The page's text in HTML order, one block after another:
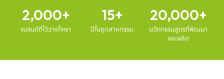
2,000
แบรนด์ที่ไว้วางใจเรา
15
ปีในอุตสาหกรรม
20,000
นวัตกรรมสูตรที่พัฒนา
และผลิต